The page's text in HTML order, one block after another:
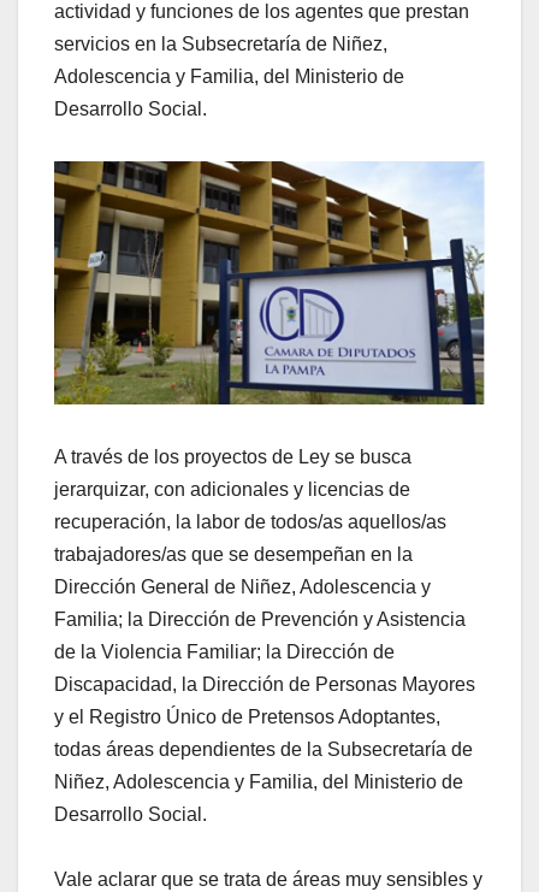
actividad y funciones de los agentes que prestan
servicios en la Subsecretaría de Niñez,
Adolescencia y Familia, del Ministerio de
Desarrollo Social.
A través de los proyectos de Ley se busca
jerarquizar, con adicionales y licencias de
recuperación, la labor de todos/as aquellos/as
trabajadores/as que se desempeñan en la
Dirección General de Niñez, Adolescencia y
Familia; la Dirección de Prevención y Asistencia
de la Violencia Familiar; la Dirección de
Discapacidad, la Dirección de Personas Mayores
y el Registro Único de Pretensos Adoptantes,
todas áreas dependientes de la Subsecretaría de
Niñez, Adolescencia y Familia, del Ministerio de
Desarrollo Social.
Vale aclarar que se trata de áreas muy sensibles y